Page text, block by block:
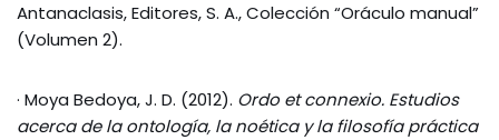
Antanaclasis, Editores, S. A., Colección “Oráculo manual”
(Volumen 2).
· Moya Bedoya, J. D. (2012). Ordo et connexio. Estudios
acerca de la ontología, la noética y la filosofía práctica